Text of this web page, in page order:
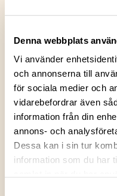
Denna webbplats
Vi använder
och annonserna till
för sociala medier och
vidarebefordrar även
information från din
annons- och
Dessa kan i sin tur
information som du har
Ingredienser
Näringsvärden